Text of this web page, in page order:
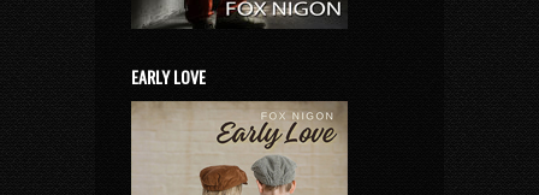
EARLY LOVE